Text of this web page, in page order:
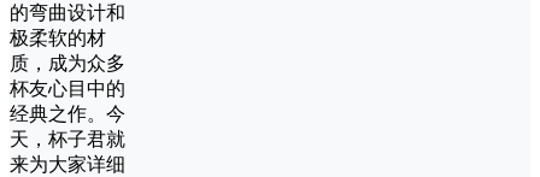
的弯曲设计和
极柔软的材
质，成为众多
杯友心目中的
经典之作。今
天，杯子君就
来为大家详细